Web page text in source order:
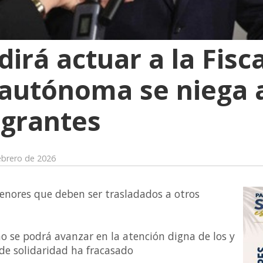
actuar a la
se niega
de 2026
que deben ser trasladados a otros
se podrá avanzar en la atención digna de los y
solidaridad ha fracasado